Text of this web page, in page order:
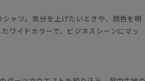
ャツ。気分を上げたいときや、顔色を明
ワイドカラーで、ビジネスシーンにマッ